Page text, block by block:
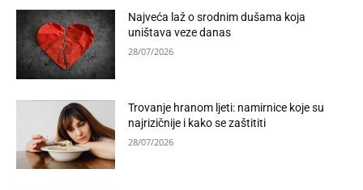
Najveća laž o srodnim dušama koja
uništava veze danas
28/07/2026
Trovanje hranom ljeti: namirnice koje su
najrizičnije i kako se zaštititi
28/07/2026